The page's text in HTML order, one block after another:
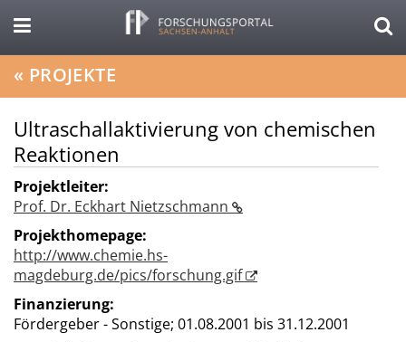
« PROJEKTE
Ultraschallaktivierung von chemischen
Reaktionen
Projektleiter:
Prof. Dr. Eckhart Nietzschmann
Projekthomepage:
http://www.chemie.hs-
magdeburg.de/pics/forschung.gif
Finanzierung:
Fördergeber - Sonstige; 01.08.2001 bis 31.12.2001